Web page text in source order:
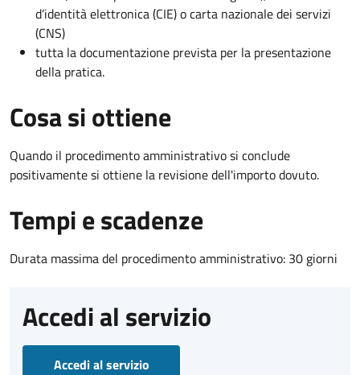
d’identità elettronica (CIE) o carta nazionale dei servizi
(CNS)
tutta la documentazione prevista per la presentazione
della pratica.
Cosa si ottiene
Quando il procedimento amministrativo si conclude
positivamente si ottiene la revisione dell'importo dovuto.
Tempi e scadenze
Durata massima del procedimento amministrativo: 30 giorni
Accedi al servizio
Accedi al servizio